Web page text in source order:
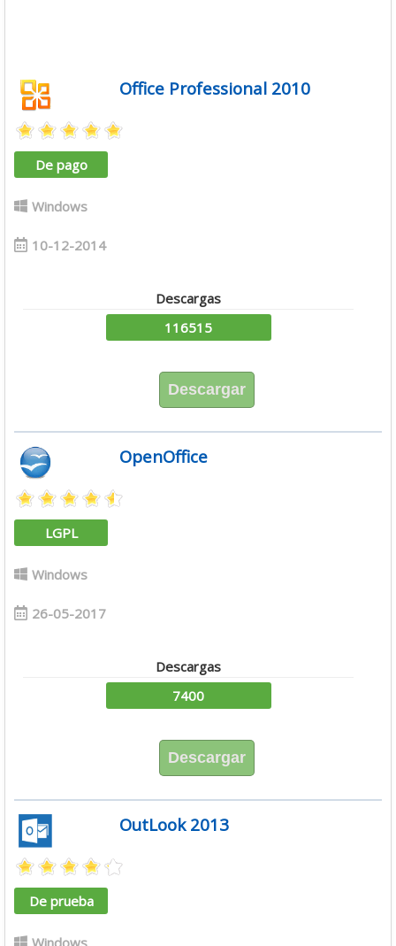
Office Professional 2010
De pago
Windows
10-12-2014
Descargas
116515
Descargar
OpenOffice
LGPL
Windows
26-05-2017
Descargas
7400
Descargar
OutLook 2013
De prueba
Windows